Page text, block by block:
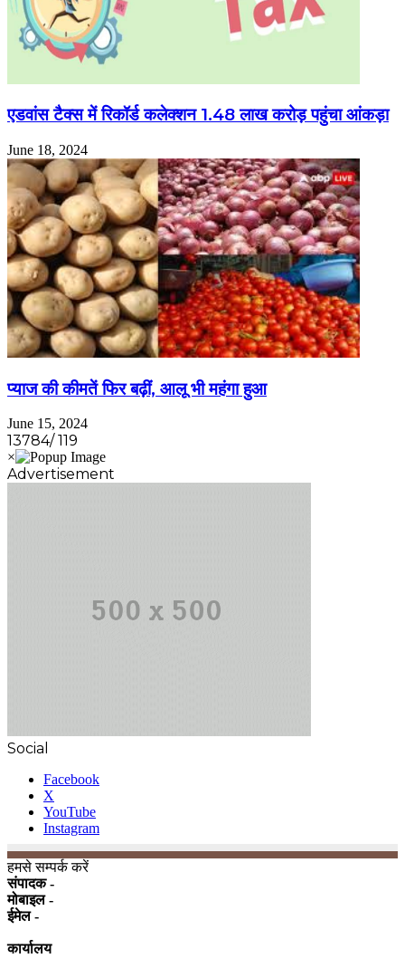
एडवांस टैक्स में रिकॉर्ड कलेक्शन 1.48 लाख करोड़ पहुंचा आंकड़ा
June 18, 2024
प्याज की कीमतें ‎फिर बढ़ीं, आलू भी महंगा हुआ
June 15, 2024
13784/ 119
Advertisement
Social
Facebook
X
YouTube
Instagram
हमसे सम्पर्क करें
संपादक -
मोबाइल -
ईमेल -
कार्यालय